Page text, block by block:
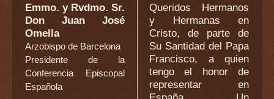
Emmo. y Rvdmo. Sr.
Don Juan José
Omella
Arzobispo de Barcelona
Presidente de la
Conferencia Episcopal
Española
Queridos Hermanos
y Hermanas en
Cristo, de parte de
Su Santidad del Papa
Francisco, a quien
tengo el honor de
representar en